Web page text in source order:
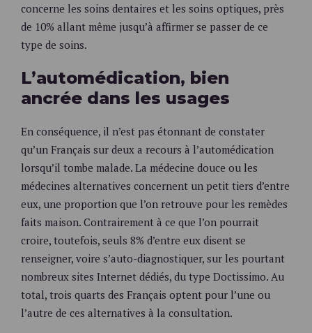
concerne les soins dentaires et les soins optiques, près
de 10% allant même jusqu’à affirmer se passer de ce
type de soins.
L’automédication, bien
ancrée dans les usages
En conséquence, il n’est pas étonnant de constater
qu’un Français sur deux a recours à l’automédication
lorsqu’il tombe malade. La médecine douce ou les
médecines alternatives concernent un petit tiers d’entre
eux, une proportion que l’on retrouve pour les remèdes
faits maison. Contrairement à ce que l’on pourrait
croire, toutefois, seuls 8% d’entre eux disent se
renseigner, voire s’auto-diagnostiquer, sur les pourtant
nombreux sites Internet dédiés, du type Doctissimo. Au
total, trois quarts des Français optent pour l’une ou
l’autre de ces alternatives à la consultation.